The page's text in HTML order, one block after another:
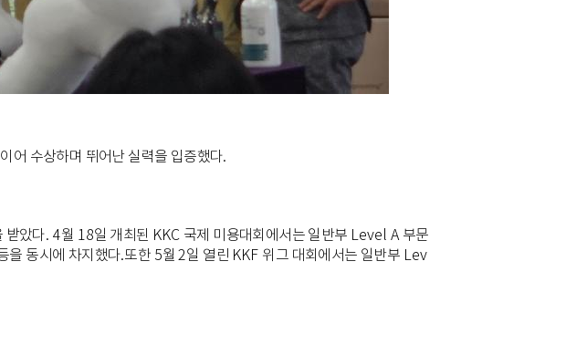
어 수상하며 뛰어난 실력을 입증했다.
받았다. 4월 18일 개최된 KKC 국제 미용대회에서는 일반부 Level A 부문
을 동시에 차지했다.또한 5월2일 열린 KKF 위그 대회에서는 일반부 Lev